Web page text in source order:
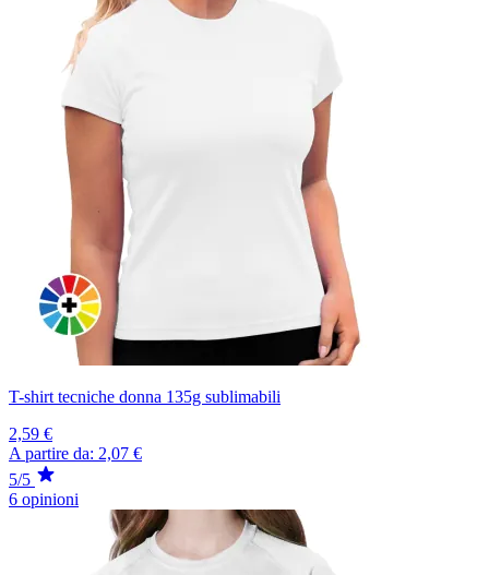
T-shirt tecniche donna 135g sublimabili
2,59 €
A partire da: 2,07 €
5/5
6 opinioni